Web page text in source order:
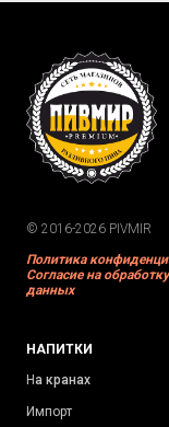
© 2016-2026 PIVMIR
Политика
Согласие на
данных
НАПИТКИ
На кранах
Импорт